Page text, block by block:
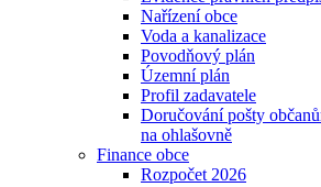
Nařízení obce
Voda a kanalizace
Povodňový plán
Územní plán
Profil zadavatele
Doručování pošty
na ohlašovně
Finance obce
Rozpočet 2026